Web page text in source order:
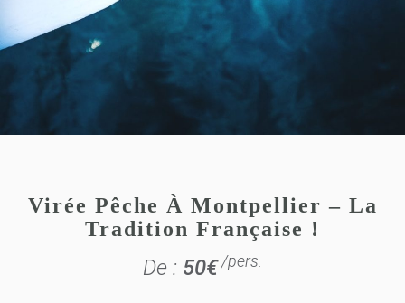
Virée Pêche À Montpellier – La
Tradition Française !
De : 50€/pers.